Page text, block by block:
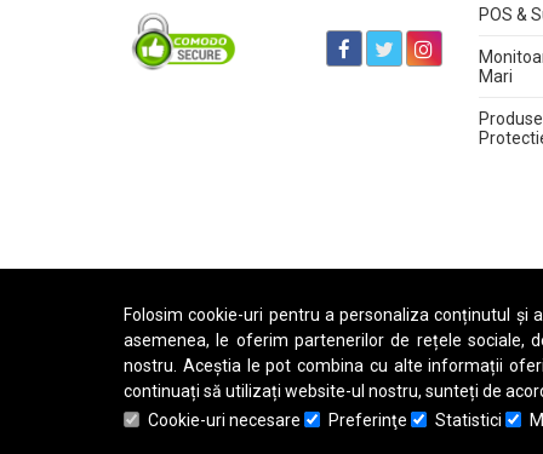
Folosim cookie-uri pentru a personaliza conținutul
asemenea, le oferim partenerilor de rețele sociale,
nostru. Aceștia le pot combina cu alte informații
continuați să utilizați website-ul nostru, sunteți de
Cookie-uri necesare
Preferinţe Statistici
POS &
Mari